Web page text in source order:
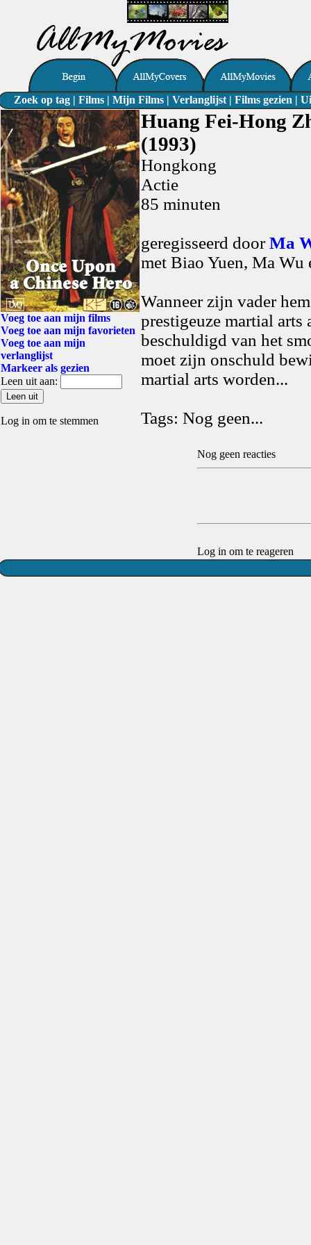
Zoek op tag | Films | Mijn Films | Verlanglijst | Films gezien |
Voeg toe aan mijn films
Voeg toe aan mijn favorieten
Voeg toe aan mijn
verlanglijst
Markeer als gezien
Leen uit aan:
Log in om te stemmen
Huang Fei-Hong
(1993)
Hongkong
Actie
85 minuten
geregisseerd doorMa
met Biao Yuen, Ma Wu
Wanneer zijn vader
prestigeuze martial
beschuldigd van het
moet zijn onschuld
martial arts worden...
Tags: Nog geen...
Nog geen reacties
Log in om te reageren